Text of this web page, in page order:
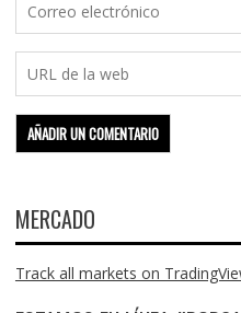
MERCADO
Track all markets on